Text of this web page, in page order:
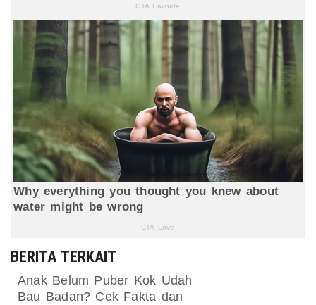
BERITA TERKAIT
Anak Belum Puber Kok Udah
Bau Badan? Cek Fakta dan